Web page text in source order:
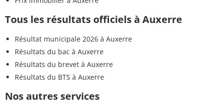
Tous les résultats officiels à Auxerre
Résultat municipale 2026 à Auxerre
Résultats du bac à Auxerre
Résultats du brevet à Auxerre
Résultats du BTS à Auxerre
Nos autres services